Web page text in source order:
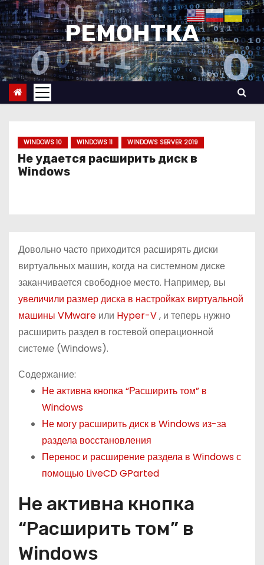
П
е
р
е
й
и
РЕМОНТКА
WINDOWS 10 WINDOWS 11 WINDOWS SERVER 2019
Не удается расширить диск в
Windows
Довольно часто приходится расширять диски
виртуальных машин, когда на системном диске
заканчивается свободное место. Например, вы
увеличили размер диска в настройках виртуальной
машины VMware или Hyper-V, и теперь нужно
расширить раздел в гостевой операционной
системе (Windows).
Содержание:
Не активна кнопка “Расширить том” в
Windows
Не могу расширить диск в Windows из-за
раздела восстановления
Перенос и расширение раздела в Windows с
помощью LiveCD GParted
Не активна кнопка
“Расширить том” в
Windows